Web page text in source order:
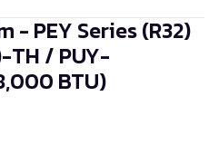
- PEY Series (R32)
TH / PUY-
BTU)